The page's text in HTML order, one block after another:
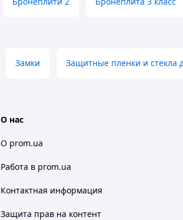
Замки Защитные пленки и стекла
О нас
О prom.ua
Работа в prom.ua
Контактная информация
Защита прав на контент